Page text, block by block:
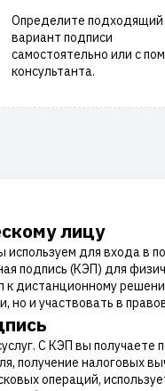
Определите подходящий
вариант подписи
самостоятельно или с
консультанта.
лицу
для входа в
подпись (КЭП) для
дистанционному
но и участвовать в
С КЭП вы
получение налоговых
операций,